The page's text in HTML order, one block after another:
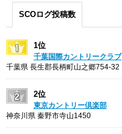
SCOログ投稿数
1位
千葉国際カントリークラブ
千葉県 長生郡長柄町山之郷754-32
2位
東京カントリー倶楽部
神奈川県 秦野市寺山1450